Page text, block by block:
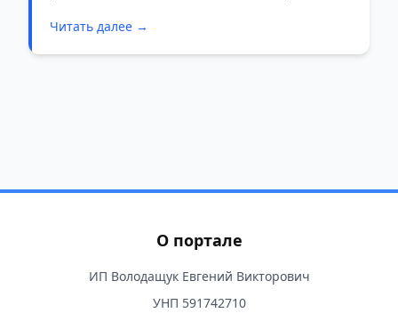
виртуальных игорных заведений и участии в
Читать далее →
О портале
ИП Володащук Евгений Викторович
УНП 591742710